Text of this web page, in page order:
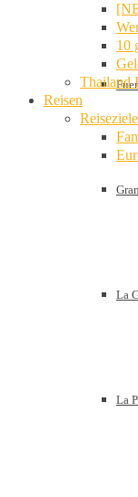
La
La
10
Thailand
Reisen
Reiseziele